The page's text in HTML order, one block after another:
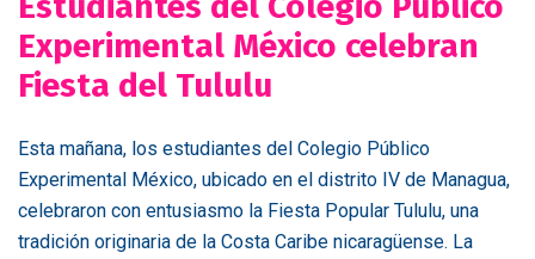
Experimental México celebran
Fiesta del Tululu
Esta mañana, los estudiantes del Colegio Público
Experimental México, ubicado en el distrito IV de Managua,
celebraron con entusiasmo la Fiesta Popular Tululu, una
tradición originaria de la Costa Caribe nicaragüense. La